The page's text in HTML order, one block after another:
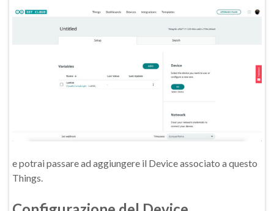
e potrai passare ad aggiungere il Device associato a questo
Things.